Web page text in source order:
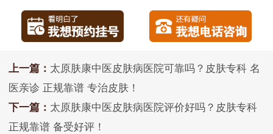
上一篇： 太原肤康中医皮肤病医院可靠吗？皮肤专科 名
医亲诊 正规靠谱 专治皮肤！
下一篇： 太原肤康中医皮肤病医院评价好吗？皮肤专科
正规靠谱 备受好评！